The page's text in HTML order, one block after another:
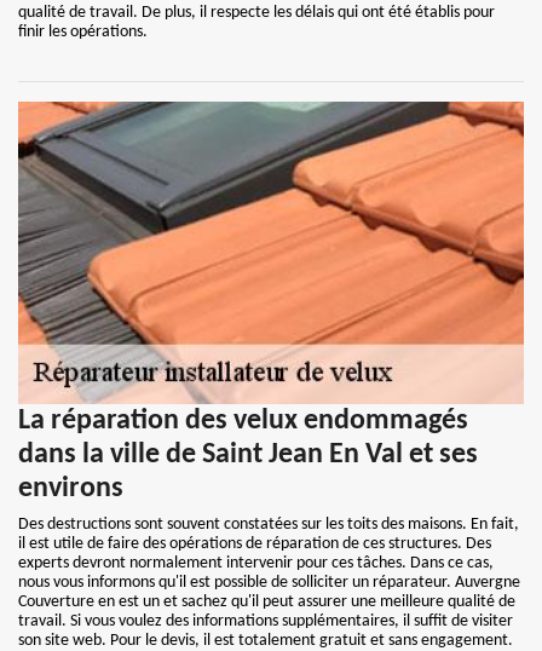
qualité de travail. De plus, il respecte les délais qui ont été établis pour
finir les opérations.
La réparation des velux endommagés
dans la ville de Saint Jean En Val et ses
environs
Des destructions sont souvent constatées sur les toits des maisons. En fait,
il est utile de faire des opérations de réparation de ces structures. Des
experts devront normalement intervenir pour ces tâches. Dans ce cas,
nous vous informons qu'il est possible de solliciter un réparateur. Auvergne
Couverture en est un et sachez qu'il peut assurer une meilleure qualité de
travail. Si vous voulez des informations supplémentaires, il suffit de visiter
son site web. Pour le devis, il est totalement gratuit et sans engagement.